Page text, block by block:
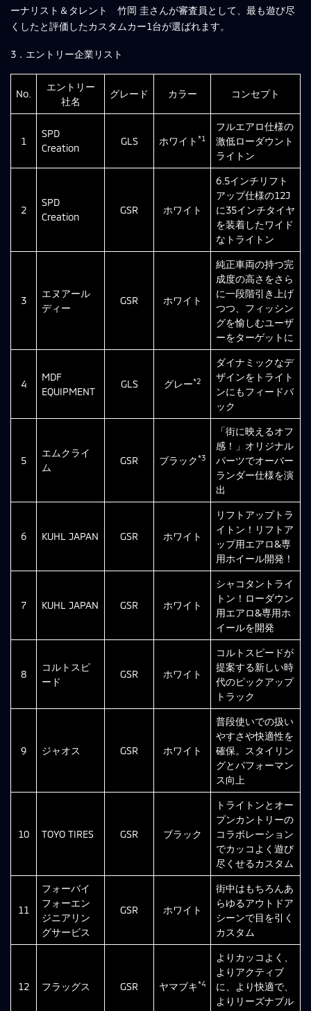
ーナリスト＆タレント 竹岡 圭さんが審査員として、最も遊び尽
くしたと評価したカスタムカー1台が選ばれます。
3．エントリー企業リスト
No.
エントリー
社名
グレード カラー コンセプト
1
SPD
Creation
GLS ホワイト *1
フルエアロ仕様の
激低ローダウント
ライトン
2
SPD
Creation
GSR ホワイト
6.5インチリフト
アップ仕様の12J
に35インチタイヤ
を装着したワイド
なトライトン
3
エヌアール
ディー
GSR ホワイト
純正車両の持つ完
成度の高さをさら
に一段階引き上げ
つつ、フィッシン
グを愉しむユーザ
ーをターゲットに
4
MDF
EQUIPMENT
GLS グレー*2
ダイナミックなデ
ザインをトライト
ンにもフィードバ
ック
5
エムクライ
ム
GSR ブラック*3
「街に映えるオフ
感！」オリジナル
パーツでオーバー
ランダー仕様を演
出
6 KUHL JAPAN GSR ホワイト
リフトアップトラ
イトン！リフトア
ップ用エアロ&専
用ホイール開発！
7 KUHL JAPAN GSR ホワイト
シャコタントライ
トン！ローダウン
用エアロ&専用ホ
イールを開発
8
コルトスピ
ード
GSR ホワイト
コルトスピードが
提案する新しい時
代のピックアップ
トラック
9 ジャオス GSR ホワイト
普段使いでの扱い
やすさや快適性を
確保。スタイリン
グとパフォーマン
ス向上
10 TOYO TIRES GSR ブラック
トライトンとオー
プンカントリーの
コラボレーション
でカッコよく遊び
尽くせるカスタム
11
フォーバイ
フォーエン
ジニアリン
グサービス
GSR ホワイト
街中はもちろんあ
らゆるアウトドア
シーンで目を引く
カスタム
12 フラッグス GSR ヤマブキ*4
よりカッコよく、
よりアクティブ
に、より快適で、
よりリーズナブル